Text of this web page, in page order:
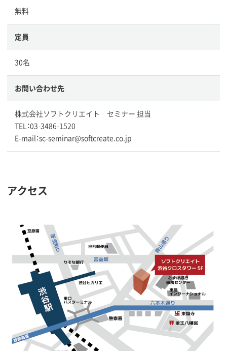
無料
定員
30名
お問い合わせ先
株式会社ソフトクリエイト セミナー 担当
TEL：03-3486-1520
E-mail：sc-seminar@softcreate.co.jp
アクセス